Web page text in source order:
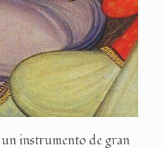
instrumento de gran